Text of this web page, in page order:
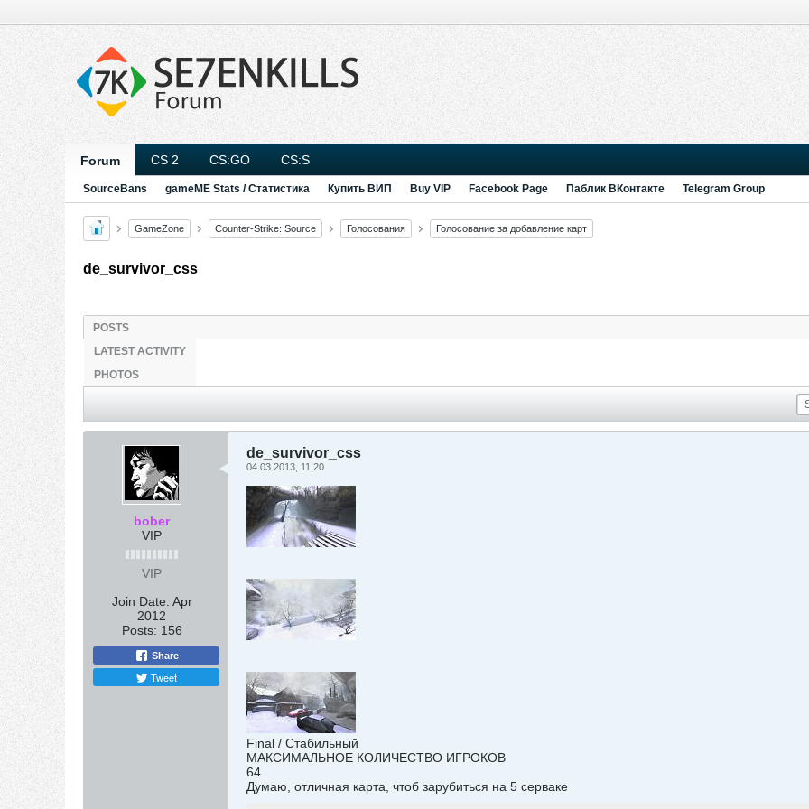
Forum CS 2 CS:GO CS:S
SourceBans gameME Stats / Статистика Купить ВИП Buy VIP Facebook Page Паблик ВКонтакте Telegram Group
GameZone Counter-Strike: Source Голосования Голосование за добавление карт
de_survivor_css
POSTS
LATEST ACTIVITY
PHOTOS
bober
VIP
VIP
Join Date: Apr
2012
Posts: 156
Share
Tweet
de_survivor_css
04.03.2013, 11:20
Final / Стабильный
МАКСИМАЛЬНОЕ КОЛИЧЕСТВО ИГРОКОВ
64
Думаю, отличная карта, чтоб зарубиться на 5 серваке